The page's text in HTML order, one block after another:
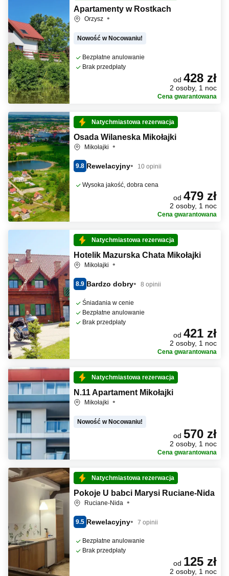
Apartamenty w Rostkach
Orzysz
Nowość w Nocowaniu!
Bezpłatne anulowanie
Brak przedpłaty
od 428 zł
2 osoby, 1 noc
Cena gwarantowana
Natychmiastowa rezerwacja
Osada Wilaneska Mikołajki
Mikołajki
9.8 Rewelacyjny 10 opinii
Wysoka jakość, dobra cena
od 479 zł
2 osoby, 1 noc
Cena gwarantowana
Natychmiastowa rezerwacja
Hotelik Mazurska Chata Mikołajki
Mikołajki
8.9 Bardzo dobry 8 opinii
Śniadania w cenie
Bezpłatne anulowanie
Brak przedpłaty
od 421 zł
2 osoby, 1 noc
Cena gwarantowana
Natychmiastowa rezerwacja
N.11 Apartament Mikołajki
Mikołajki
Nowość w Nocowaniu!
od 570 zł
2 osoby, 1 noc
Cena gwarantowana
Natychmiastowa rezerwacja
Pokoje U babci Marysi Ruciane-Nida
Ruciane-Nida
9.5 Rewelacyjny 7 opinii
Bezpłatne anulowanie
Brak przedpłaty
od 125 zł
2 osoby, 1 noc